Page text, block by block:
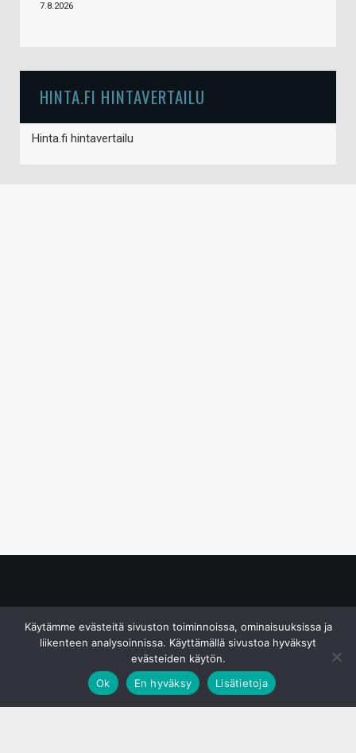
7.8.2026
HINTA.FI HINTAVERTAILU
Hinta.fi hintavertailu
Käytämme evästeitä sivuston toiminnoissa, ominaisuuksissa ja
liikenteen analysoinnissa. Käyttämällä sivustoa hyväksyt
evästeiden käytön.
Ok
En hyväksy Lisätietoja